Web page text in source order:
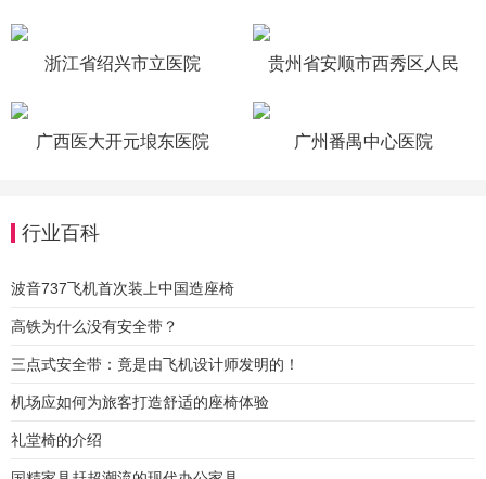
浙江省绍兴市立医院 贵州省安顺市西秀区人民
广西医大开元埌东医院
广州番禺中心医院
行业百科
波音737飞机首次装上中国造座椅
高铁为什么没有安全带？
三点式安全带：竟是由飞机设计师发明的！
机场应如何为旅客打造舒适的座椅体验
礼堂椅的介绍